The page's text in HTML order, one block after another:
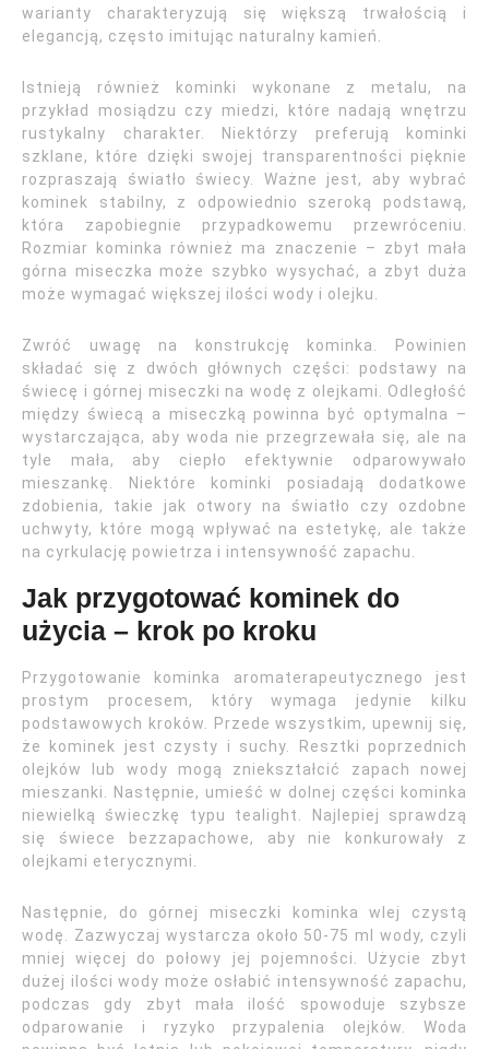
warianty charakteryzują się większą trwałością i
elegancją, często imitując naturalny kamień.
Istnieją również kominki wykonane z metalu, na
przykład mosiądzu czy miedzi, które nadają wnętrzu
rustykalny charakter. Niektórzy preferują kominki
szklane, które dzięki swojej transparentności pięknie
rozpraszają światło świecy. Ważne jest, aby wybrać
kominek stabilny, z odpowiednio szeroką podstawą,
która zapobiegnie przypadkowemu przewróceniu.
Rozmiar kominka również ma znaczenie – zbyt mała
górna miseczka może szybko wysychać, a zbyt duża
może wymagać większej ilości wody i olejku.
Zwróć uwagę na konstrukcję kominka. Powinien
składać się z dwóch głównych części: podstawy na
świecę i górnej miseczki na wodę z olejkami. Odległość
między świecą a miseczką powinna być optymalna –
wystarczająca, aby woda nie przegrzewała się, ale na
tyle mała, aby ciepło efektywnie odparowywało
mieszankę. Niektóre kominki posiadają dodatkowe
zdobienia, takie jak otwory na światło czy ozdobne
uchwyty, które mogą wpływać na estetykę, ale także
na cyrkulację powietrza i intensywność zapachu.
Jak przygotować kominek do
użycia – krok po kroku
Przygotowanie kominka aromaterapeutycznego jest
prostym procesem, który wymaga jedynie kilku
podstawowych kroków. Przede wszystkim, upewnij się,
że kominek jest czysty i suchy. Resztki poprzednich
olejków lub wody mogą zniekształcić zapach nowej
mieszanki. Następnie, umieść w dolnej części kominka
niewielką świeczkę typu tealight. Najlepiej sprawdzą
się świece bezzapachowe, aby nie konkurowały z
olejkami eterycznymi.
Następnie, do górnej miseczki kominka wlej czystą
wodę. Zazwyczaj wystarcza około 50-75 ml wody, czyli
mniej więcej do połowy jej pojemności. Użycie zbyt
dużej ilości wody może osłabić intensywność zapachu,
podczas gdy zbyt mała ilość spowoduje szybsze
odparowanie i ryzyko przypalenia olejków. Woda